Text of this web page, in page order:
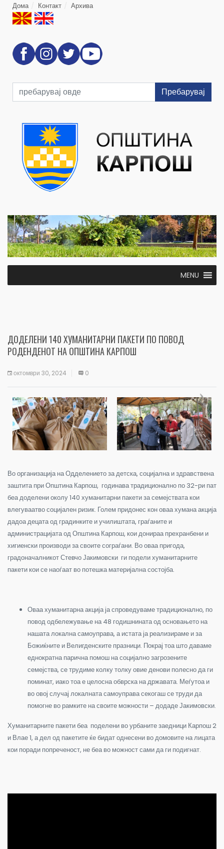
Дома Контакт Архива
Пребарувај
MENU
ДОДЕЛЕНИ 140 ХУМАНИТАРНИ ПАКЕТИ ПО ПОВОД
РОДЕНДЕНОТ НА ОПШТИНА КАРПОШ
октомври 30, 2024 0
Во организација на Одделението за детска, социјална и здравствена
заштита при Општина Карпош, годинава традиционално по 32-ри пат
беа доделени околу 140 хуманитарни пакети за семејствата кои
влегуваатво социјален ризик. Голем придонес кон оваа хумана акција
дадоа децата од градинките и училиштата, граѓаните и
администрацијата од Општина Карпош, кои донираа прехранбени и
хигиенски производи за своите сограѓани. Во оваа пригода,
градоначалникот Стевчо Јакимовски ги подели хуманитарните
пакети кои се наоѓаат во потешка материјална состојба.
Оваа хуманитарна акција ја спроведуваме традиционално, по
повод одбележување на 48 годишнината од основањето на
нашата локална самоуправа, а истата ја реализираме и за
Божиќните и Велигденските празници. Покрај тоа што даваме
еднократна парична помош на социјално загрозените
семејства, се трудиме колку толку овие денови полесно да ги
поминат, иако тоа е целосна обврска на државата. Меѓутоа и
во овој случај локалната самоуправа секогаш се труди да
помогне во рамките на своите можности – додаде Јакимовски.
Хуманитарните пакети беа поделени во урбаните заедници Карпош 2
и Влае 1, а дел од пакетите ќе бидат однесени во домовите на лицата
кои поради попреченост, не беа во можност сами да ги подигнат.